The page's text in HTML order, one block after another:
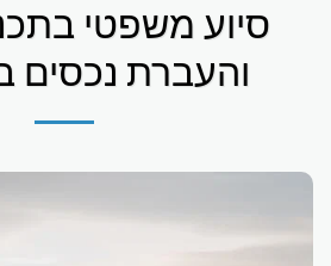
סיוע משפטי
והעברת נכסים